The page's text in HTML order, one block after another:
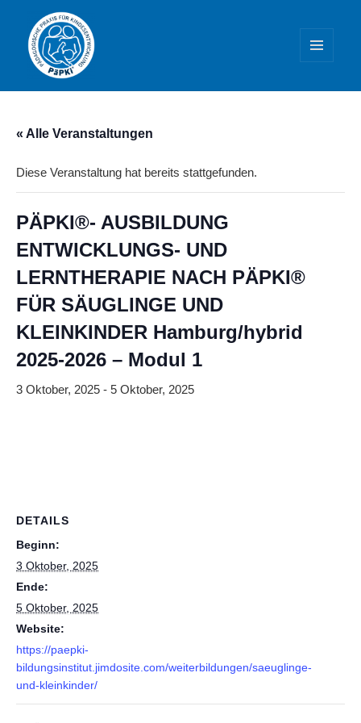
WIDGETS
« Alle Veranstaltungen
Diese Veranstaltung hat bereits stattgefunden.
PÄPKI®- AUSBILDUNG
ENTWICKLUNGS- UND
LERNTHERAPIE NACH PÄPKI®
FÜR SÄUGLINGE UND
KLEINKINDER Hamburg/hybrid
2025-2026 – Modul 1
3 Oktober, 2025 - 5 Oktober, 2025
DETAILS
Beginn:
3 Oktober, 2025
Ende:
5 Oktober, 2025
Website:
https://paepki-
bildungsinstitut.jimdosite.com/weiterbildungen/saeuglinge-
und-kleinkinder/